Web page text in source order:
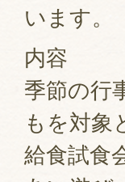
います。
内容
季節の行
もを対象
給食試食